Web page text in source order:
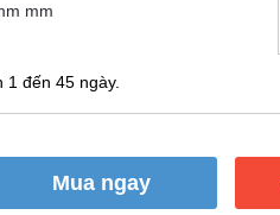
mm
đến 45 ngày.
Mua ngay